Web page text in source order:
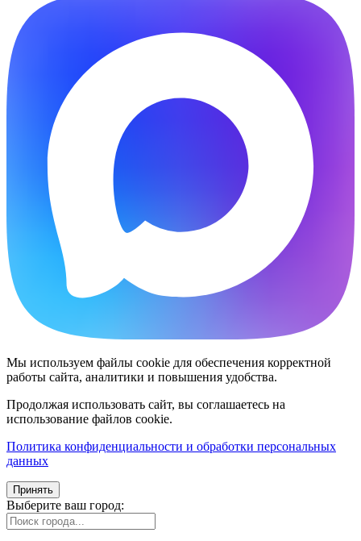
Мы используем файлы cookie для обеспечения корректной
работы сайта, аналитики и повышения удобства.
Продолжая использовать сайт, вы соглашаетесь на
использование файлов cookie.
Политика конфиденциальности и обработки персональных
данных
Принять
Выберите ваш город: